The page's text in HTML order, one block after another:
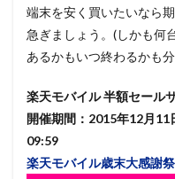
端末を安く買いたいなら
急ぎましょう。(しかも何
あるかもいつ終わるかも
楽天モバイル 半額セール
開催期間：2015年12月11
09:59
楽天モバイル歳末大感謝